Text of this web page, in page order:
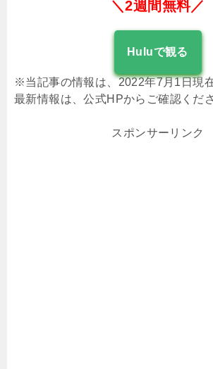
＼2週間無料／
Huluで観る
※当記事の情報は、2022年7月1日現在
最新情報は、公式HPからご確認くださ
スポンサーリンク